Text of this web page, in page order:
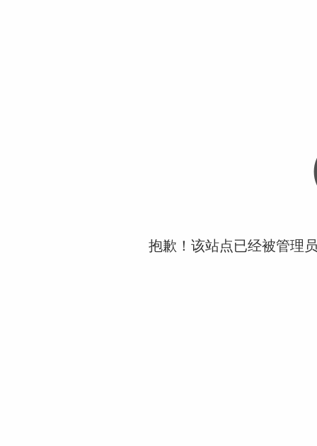
抱歉！该站点已经被管理